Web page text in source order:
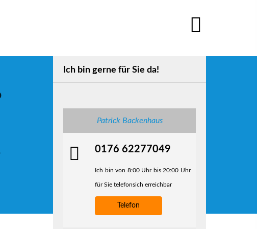
Ich bin gerne für Sie da!
Patrick Backenhaus
0176 62277049
Ich bin von 8:00 Uhr bis 20:00 Uhr
für Sie telefonsich erreichbar
Telefon